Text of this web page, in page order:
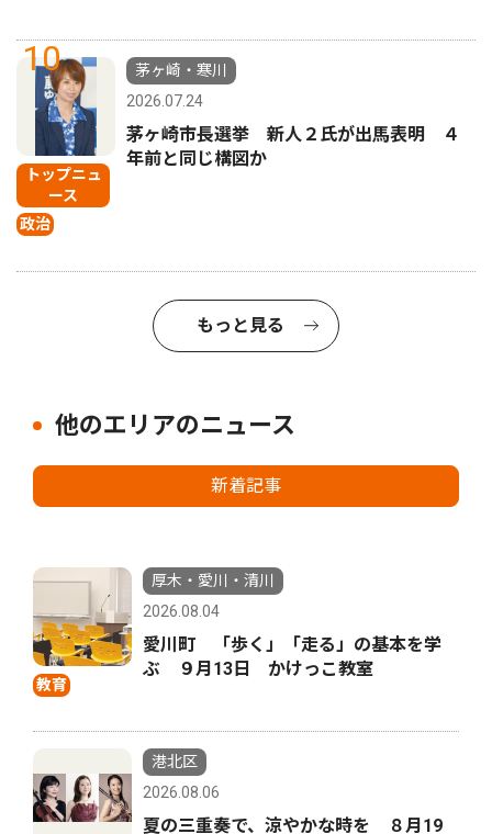
10
トップニュ
ース
政治
茅ヶ崎・寒川
2026.07.24
茅ヶ崎市長選挙 新人２氏が出馬表明 ４
年前と同じ構図か
もっと見る
他のエリアのニュース
新着記事
教育
厚木・愛川・清川
2026.08.04
愛川町 「歩く」「走る」の基本を学
ぶ ９月13日 かけっこ教室
港北区
2026.08.06
夏の三重奏で、涼やかな時を ８月19